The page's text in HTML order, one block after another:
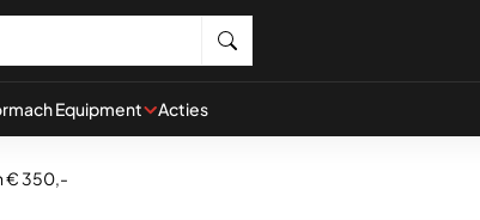
Equipment Acties
€ 350,-